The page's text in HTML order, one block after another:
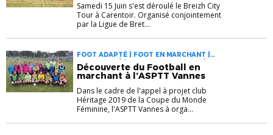
Samedi 15 Juin s'est déroulé le Breizh City
Tour à Carentoir. Organisé conjointement
par la Ligue de Bret...
FOOT ADAPTÉ | FOOT EN MARCHANT |
FOOT SANTÉ | PRATIQUES DIVERSIFIÉES
Découverte du Football en
marchant à l’ASPTT Vannes
Dans le cadre de l'appel à projet club
Héritage 2019 de la Coupe du Monde
Féminine, l'ASPTT Vannes à orga...